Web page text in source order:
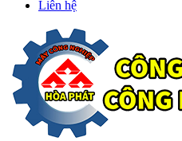
Liên hệ